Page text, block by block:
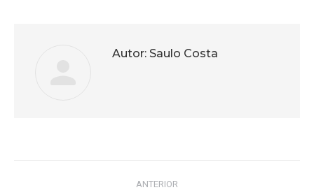
Autor: Saulo Costa
NavegaçãoANTERIOR